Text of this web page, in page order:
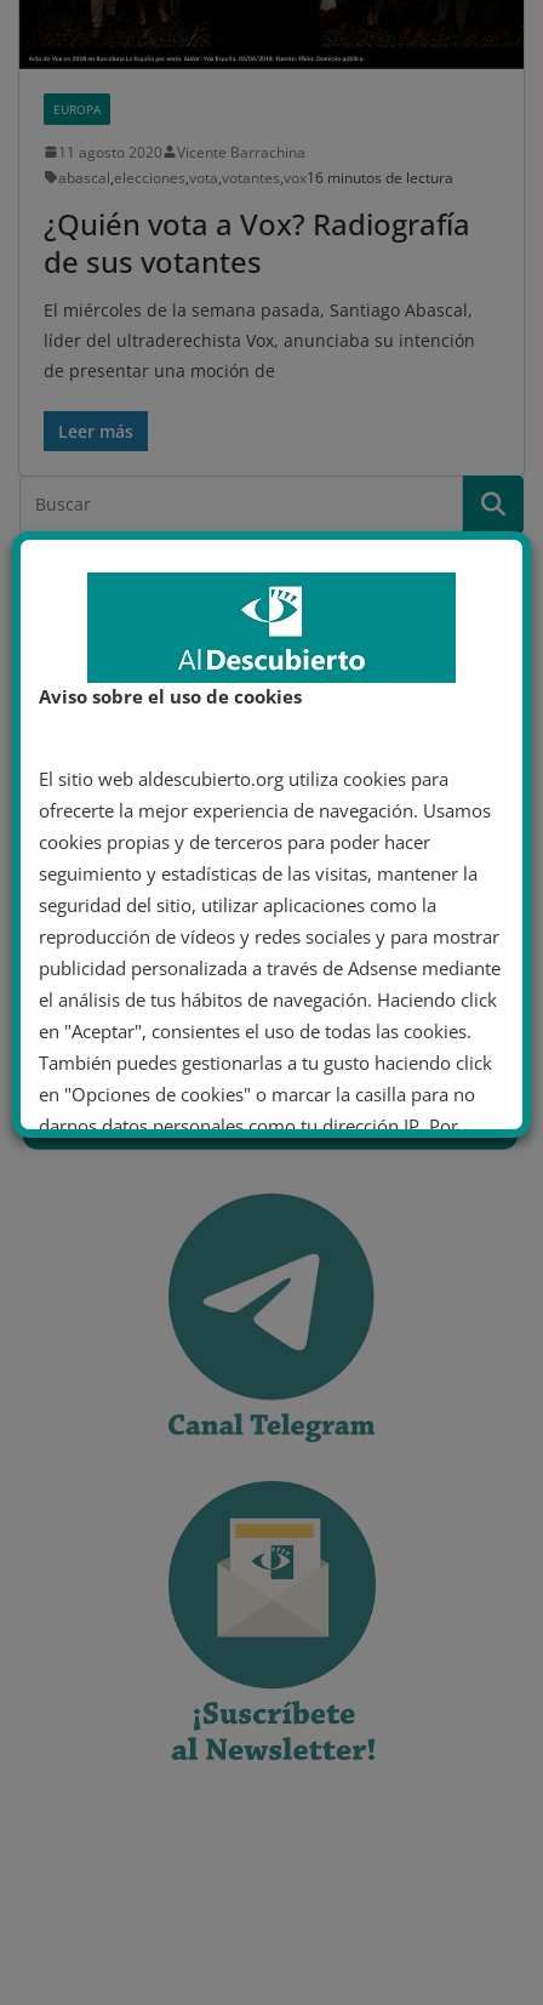
EUROPA
11 agosto 2020
Vicente Barrachina
abascal,elecciones,vota,votantes,vox16 minutos de lectura
¿Quién vota a Vox? Radiografía
de sus votantes
El miércoles de la semana pasada, Santiago Abascal,
líder del ultraderechista Vox, anunciaba su intención
de presentar una moción de
Leer más
Inicia sesión
Aviso sobre el uso de cookies
El sitio web aldescubierto.org utiliza cookies para
ofrecerte la mejor experiencia de navegación. Usamos
cookies propias y de terceros para poder hacer
seguimiento y estadísticas de las visitas, mantener la
seguridad del sitio, utilizar aplicaciones como la
reproducción de vídeos y redes sociales y para mostrar
publicidad personalizada a través de Adsense mediante
el análisis de tus hábitos de navegación. Haciendo click
en "Aceptar", consientes el uso de todas las cookies.
También puedes gestionarlas a tu gusto haciendo click
en "Opciones de cookies" o marcar la casilla para no
darnos datos personales como tu dirección IP. Por
último, puedes leer nuestra Política de cookies.
No dar mi información personal
Opciones de cookies Aceptar cookies
Rechazar cookies Política de cookies